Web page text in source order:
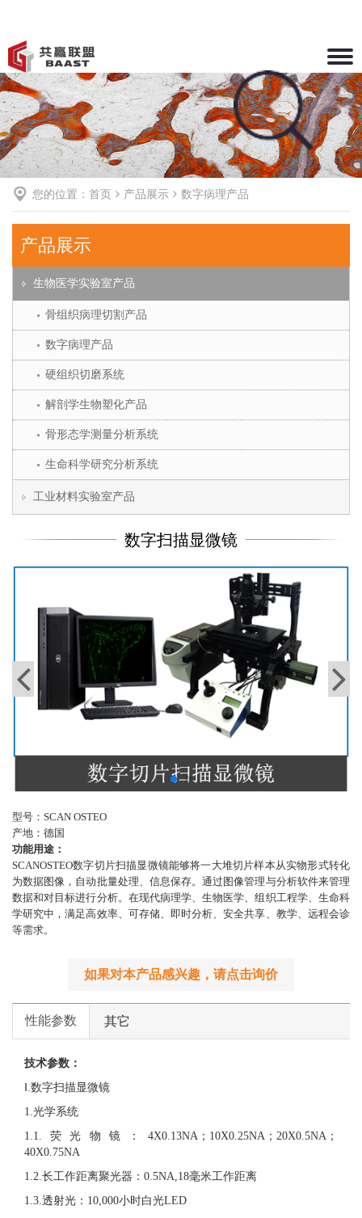
Toggle
您的位置： 首页 产品展示 数字病理产品
产品展示
生物医学实验室产品
骨组织病理切割产品
数字病理产品
硬组织切磨系统
解剖学生物塑化产品
骨形态学测量分析系统
生命科学研究分析系统
工业材料实验室产品
数字扫描显微镜
型号：SCAN OSTEO
产地：德国
功能用途：
SCANOSTEO数字切片扫描显微镜能够将一大堆切片样本从实物形式转化
为数据图像，自动批量处理、信息保存。通过图像管理与分析软件来管理
数据和对目标进行分析。在现代病理学、生物医学、组织工程学、生命科
学研究中，满足高效率、可存储、即时分析、安全共享、教学、远程会诊
等需求。
如果对本产品感兴趣，请点击询价
性能参数 其它
技术参数：
Ⅰ.数字扫描显微镜
1.光学系统
1.1.荧光物镜：4X0.13NA；10X0.25NA；20X0.5NA；
40X0.75NA
1.2.长工作距离聚光器：0.5NA,18毫米工作距离
1.3.透射光：10,000小时白光LED